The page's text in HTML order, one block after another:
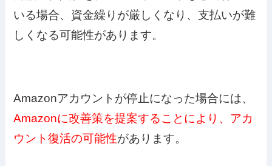
いる場合、資金繰りが厳しくなり、支払いが難
しくなる可能性があります。
Amazonアカウントが停止になった場合には、
Amazonに改善策を提案することにより、アカ
ウント復活の可能性があります。